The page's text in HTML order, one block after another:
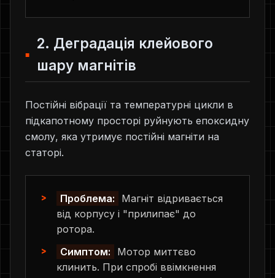
2. Деградація клейового
шару магнітів
Постійні вібрації та температурні цикли в
підкапотному просторі руйнують епоксидну
смолу, яка утримує постійні магніти на
статорі.
Проблема:
Магніт відривається
від корпусу і "прилипає" до
ротора.
Симптом:
Мотор миттєво
клинить. При спробі ввімкнення